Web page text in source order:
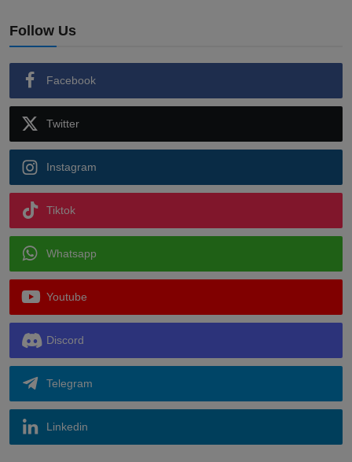
Follow Us
Facebook
Twitter
Instagram
Tiktok
Whatsapp
Youtube
Discord
Telegram
Linkedin